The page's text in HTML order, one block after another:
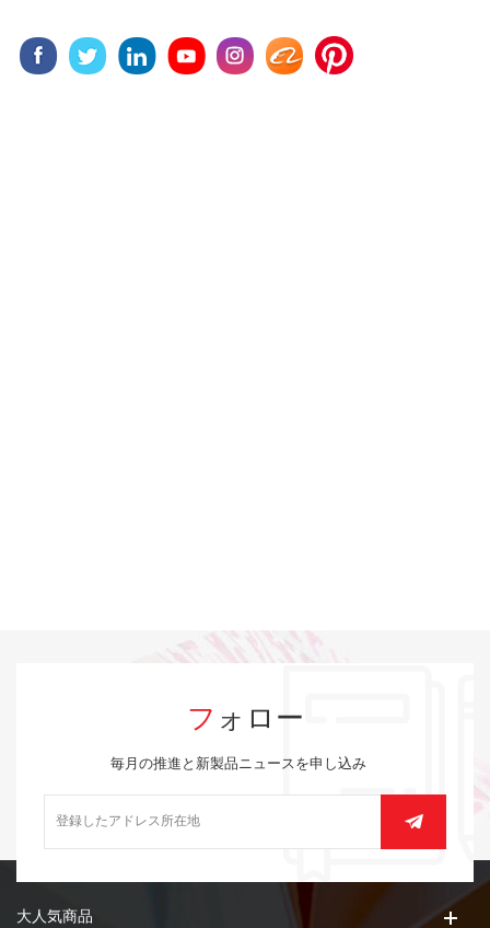
フォロー
毎月の推進と新製品ニュースを申し込み
大人気商品